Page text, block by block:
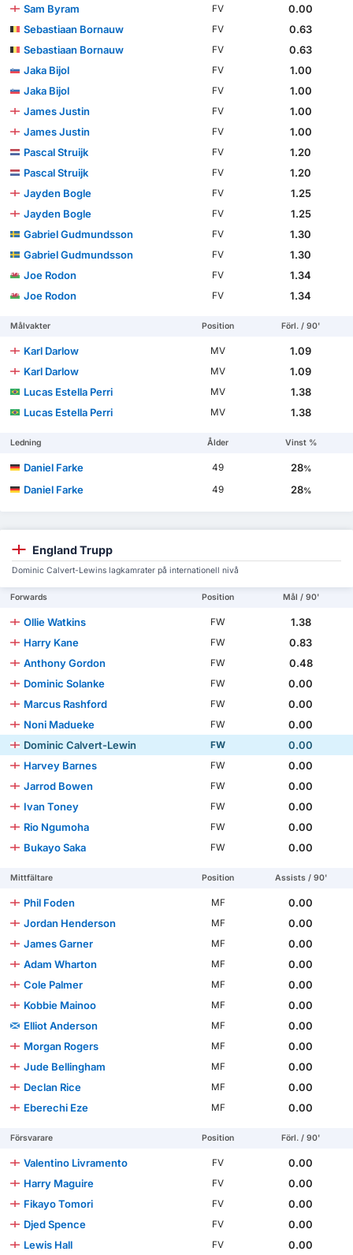
Sam Byram FV
0.00
Sebastiaan Bornauw
FV
0.63
Sebastiaan Bornauw
FV
0.63
Jaka Bijol
FV
1.00
Jaka Bijol
FV
1.00
James Justin
FV
1.00
James Justin
FV
1.00
Pascal Struijk
FV
1.20
Pascal Struijk
FV
1.20
Jayden Bogle
FV
1.25
Jayden Bogle
FV
1.25
Gabriel Gudmundsson
FV
1.30
Gabriel Gudmundsson
FV
1.30
Joe Rodon
FV
1.34
Joe Rodon
FV 1.34
Målvakter Position Förl. / 90'
Karl Darlow MV
1.09
Karl Darlow
MV
1.09
Lucas Estella Perri
MV
1.38
Lucas Estella Perri
MV 1.38
Ledning Ålder Vinst %
Daniel Farke 49 28%
Daniel Farke 49 28%
England Trupp
Dominic Calvert-Lewins lagkamrater på internationell nivå
Forwards Position Mål / 90'
Ollie Watkins FW
1.38
Harry Kane
FW
0.83
Anthony Gordon
FW
0.48
Dominic Solanke
FW
0.00
Marcus Rashford
FW
0.00
Noni Madueke
FW
0.00
Dominic Calvert-Lewin
FW
0.00
Harvey Barnes
FW
0.00
Jarrod Bowen
FW
0.00
Ivan Toney
FW
0.00
Rio Ngumoha
FW
0.00
Bukayo Saka
FW 0.00
Mittfältare Position Assists / 90'
Phil Foden MF
0.00
Jordan Henderson
MF
0.00
James Garner
MF
0.00
Adam Wharton
MF
0.00
Cole Palmer
MF
0.00
Kobbie Mainoo
MF
0.00
Elliot Anderson
MF
0.00
Morgan Rogers
MF
0.00
Jude Bellingham
MF
0.00
Declan Rice
MF
0.00
Eberechi Eze
MF 0.00
Försvarare Position Förl. / 90'
Valentino Livramento FV
0.00
Harry Maguire
FV
0.00
Fikayo Tomori
FV
0.00
Djed Spence
FV
0.00
Lewis Hall
FV
0.00